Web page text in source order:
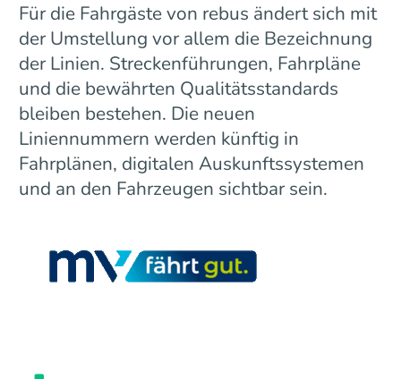
Für die Fahrgäste von rebus ändert sich mit
der Umstellung vor allem die Bezeichnung
der Linien. Streckenführungen, Fahrpläne
und die bewährten Qualitätsstandards
bleiben bestehen. Die neuen
Liniennummern werden künftig in
Fahrplänen, digitalen Auskunftssystemen
und an den Fahrzeugen sichtbar sein.